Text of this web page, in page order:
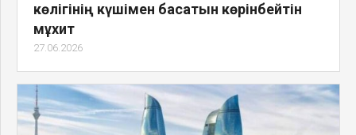
көлігінің күшімен басатын көрінбейтін
мұхит
27.06.2026